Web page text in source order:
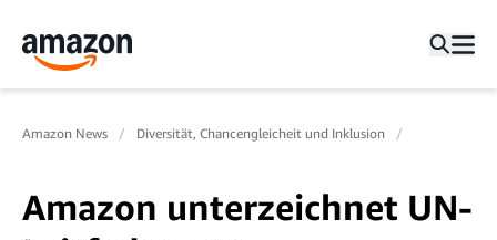
Amazon News Diversität, Chancengleicheit und Inklusion
Amazon unterzeichnet UN-